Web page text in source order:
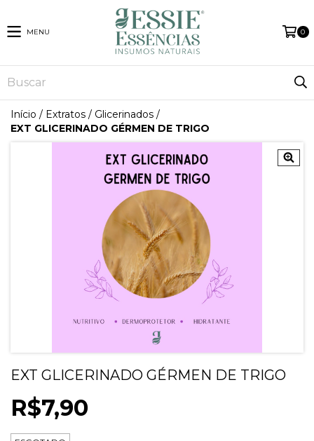
MENU 0
Início / Extratos / Glicerinados /
EXT GLICERINADO GÉRMEN DE TRIGO
EXT GLICERINADO GÉRMEN DE TRIGO
R$7,90